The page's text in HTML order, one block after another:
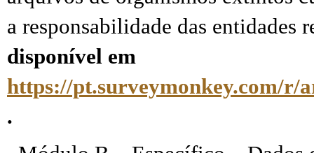
a responsabilidade das entidades
disponível em
https://pt.surveymonkey.com/r/
.